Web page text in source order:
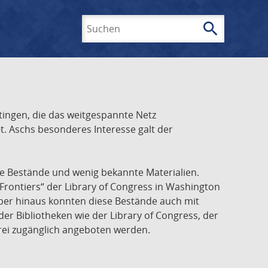
search
die das weitgespannte Netz
Aschs besonderes Interesse galt der
Bestände und wenig bekannte Materialien.
der Library of Congress in Washington
hinaus konnten diese Bestände auch mit
Bibliotheken wie der Library of Congress, der
zugänglich angeboten werden.